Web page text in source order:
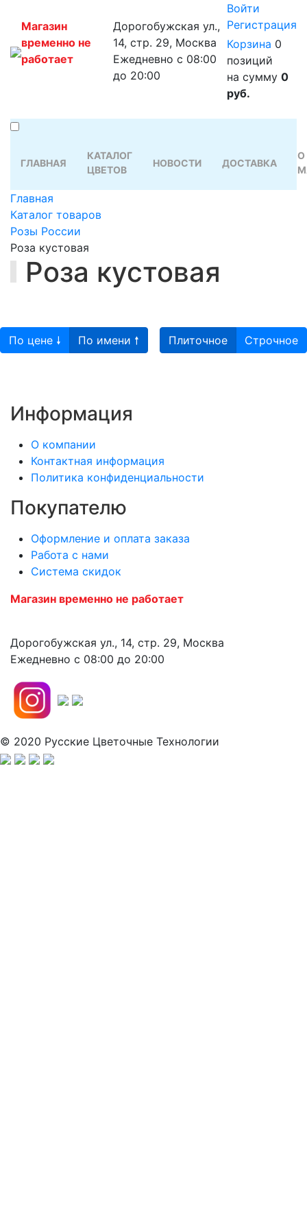
Магазин
временно не
работает
Дорогобужская ул.,
14, стр. 29, Москва
Ежедневно с 08:00
до 20:00
Войти
Регистрация
Корзина 0
позиций
на сумму 0
руб.
ГЛАВНАЯ
КАТАЛОГ
ЦВЕТОВ
НОВОСТИ ДОСТАВКА
О
Главная
Каталог товаров
Розы России
Роза кустовая
Роза кустовая
По цене 🠗 По имени 🠕 Плиточное Строчное
Информация
О компании
Контактная информация
Политика конфиденциальности
Покупателю
Оформление и оплата заказа
Работа с нами
Система скидок
Магазин временно не работает
Дорогобужская ул., 14, стр. 29, Москва
Ежедневно с 08:00 до 20:00
© 2020 Русские Цветочные Технологии